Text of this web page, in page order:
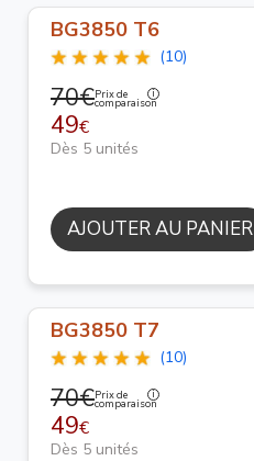
BG3850 T6
(10)
70€Prix de
comparaison
49€
Dès 5 unités
AJOUTER AU PANIER
BG3850 T7
(10)
70€Prix de
comparaison
49€
Dès 5 unités